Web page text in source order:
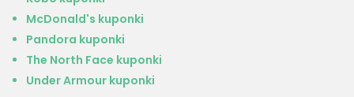
McDonald's kuponki
Pandora kuponki
The North Face kuponki
Under Armour kuponki